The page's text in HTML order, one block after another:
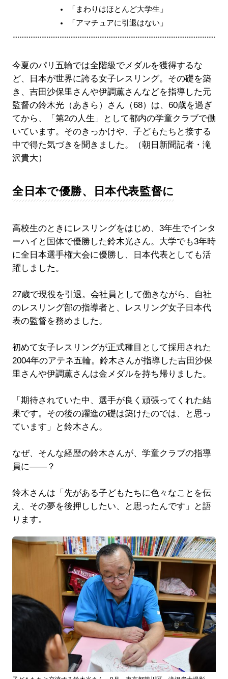
「まわりはほとんど大学生」
「アマチュアに引退はない」
今夏のパリ五輪では全階級でメダルを獲得するな
ど、日本が世界に誇る女子レスリング。その礎を築
き、吉田沙保里さんや伊調薫さんなどを指導した元
監督の鈴木光（あきら）さん（68）は、60歳を過ぎ
てから、「第2の人生」として都内の学童クラブで働
いています。そのきっかけや、子どもたちと接する
中で得た気づきを聞きました。（朝日新聞記者・滝
沢貴大）
全日本で優勝、日本代表監督に
高校生のときにレスリングをはじめ、3年生でインタ
ーハイと国体で優勝した鈴木光さん。大学でも3年時
に全日本選手権大会に優勝し、日本代表としても活
躍しました。
27歳で現役を引退。会社員として働きながら、自社
のレスリング部の指導者と、レスリング女子日本代
表の監督を務めました。
初めて女子レスリングが正式種目として採用された
2004年のアテネ五輪。鈴木さんが指導した吉田沙保
里さんや伊調薫さんは金メダルを持ち帰りました。
「期待されていた中、選手が良く頑張ってくれた結
果です。その後の躍進の礎は築けたのでは、と思っ
ています」と鈴木さん。
なぜ、そんな経歴の鈴木さんが、学童クラブの指導
員に――？
鈴木さんは「先がある子どもたちに色々なことを伝
え、その夢を後押ししたい、と思ったんです」と語
ります。